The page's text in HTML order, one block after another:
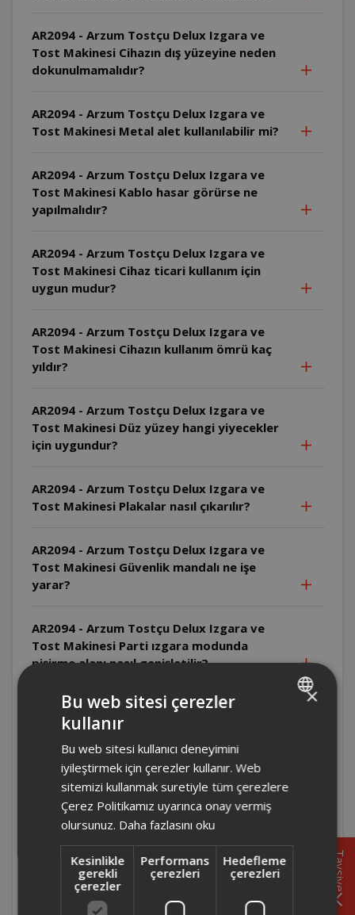
AR2094 - Arzum Tostçu Delux Izgara ve
Tost Makinesi Cihazın dış yüzeyine neden
dokunulmamalıdır?
AR2094 - Arzum Tostçu Delux Izgara ve
Tost Makinesi Metal alet kullanılabilir mi?
AR2094 - Arzum Tostçu Delux Izgara ve
Tost Makinesi Kablo hasar görürse ne
yapılmalıdır?
AR2094 - Arzum Tostçu Delux Izgara ve
Tost Makinesi Cihaz ticari kullanım için
uygun mudur?
AR2094 - Arzum Tostçu Delux Izgara ve
Tost Makinesi Cihazın kullanım ömrü kaç
yıldır?
AR2094 - Arzum Tostçu Delux Izgara ve
Tost Makinesi Düz yüzey hangi yiyecekler
için uygundur?
AR2094 - Arzum Tostçu Delux Izgara ve
Tost Makinesi Plakalar nasıl çıkarılır?
AR2094 - Arzum Tostçu Delux Izgara ve
Tost Makinesi Güvenlik mandalı ne işe
yarar?
AR2094 - Arzum Tostçu Delux Izgara ve
Tost Makinesi Parti ızgara modunda
pişirme alanı nasıl genişletilir?
AR2094 - Arzum Tostçu Delux Izgara ve
Tost Makinesi Tek taraflı ızgarada üst
kapak nasıl konumlandırılır?
AR2094 - Arzum Tostçu Delux Izgara ve
Tost Makinesi Çift taraflı ızgarada
yiyecekler çevrilmeli midir?
AR2094 - Arzum Tostçu Delux Izgara ve
Tost Makinesi Isı ayarı nasıl yapılır?
Tavsiye
×
Bu web sitesi çerezler
kullanır
Bu web sitesi kullanıcı deneyimini
iyileştirmek için çerezler kullanır. Web
sitemizi kullanmak suretiyle tüm çerezlere
Çerez Politikamız uyarınca onay vermiş
olursunuz. Daha fazlasını oku
Kesinlikle
gerekli
çerezler
Performans
çerezleri
Hedefleme
çerezleri